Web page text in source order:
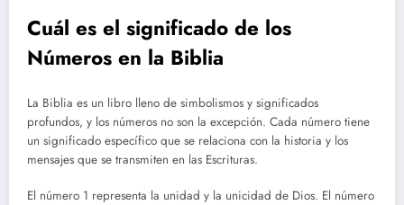
Cuál es el significado de los
Números en la Biblia
La Biblia es un libro lleno de simbolismos y significados
profundos, y los números no son la excepción. Cada número tiene
un significado específico que se relaciona con la historia y los
mensajes que se transmiten en las Escrituras.
El número 1 representa la unidad y la unicidad de Dios. El número